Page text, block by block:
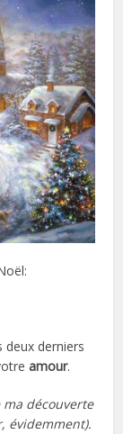
deux derniers
amour.
découverte
évidemment).